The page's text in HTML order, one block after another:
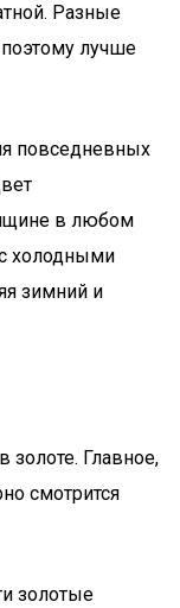
Разные
лучше
повседневных
в любом
холодными
зимний и
золоте. Главное,
смотрится
золотые